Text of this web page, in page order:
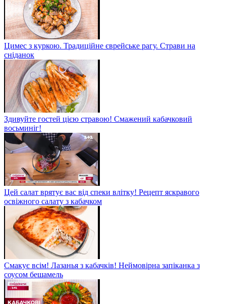
Цимес з куркою. Традиційне єврейське рагу. Страви на
сніданок
Здивуйте гостей цією стравою! Смажений кабачковий
восьминіг!
Цей салат врятує вас від спеки влітку! Рецепт яскравого
освіжного салату з кабачком
Смакує всім! Лазанья з кабачків! Неймовірна запіканка з
соусом бешамель